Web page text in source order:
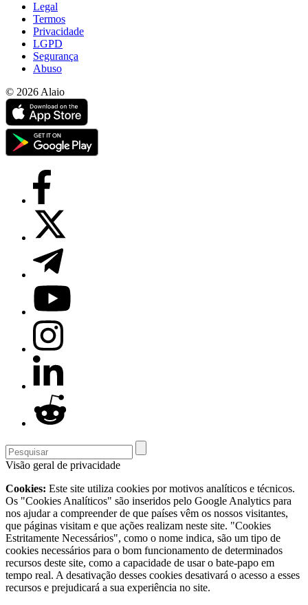
Legal
Termos
Privacidade
LGPD
Segurança
Abuso
© 2026 Alaio
Visão geral de privacidade
Cookies: Este site utiliza cookies por motivos analíticos e técnicos.
Os "Cookies Analíticos" são inseridos pelo Google Analytics para
nos ajudar a compreender de que países vêm os nossos visitantes,
que páginas visitam e que ações realizam neste site. "Cookies
Estritamente Necessários", como o nome indica, são um tipo de
cookies necessários para o bom funcionamento de determinados
recursos deste site, como a capacidade de usar o bate-papo em
tempo real. A desativação desses cookies desativará o acesso a esses
recursos e prejudicará a sua experiência no site.